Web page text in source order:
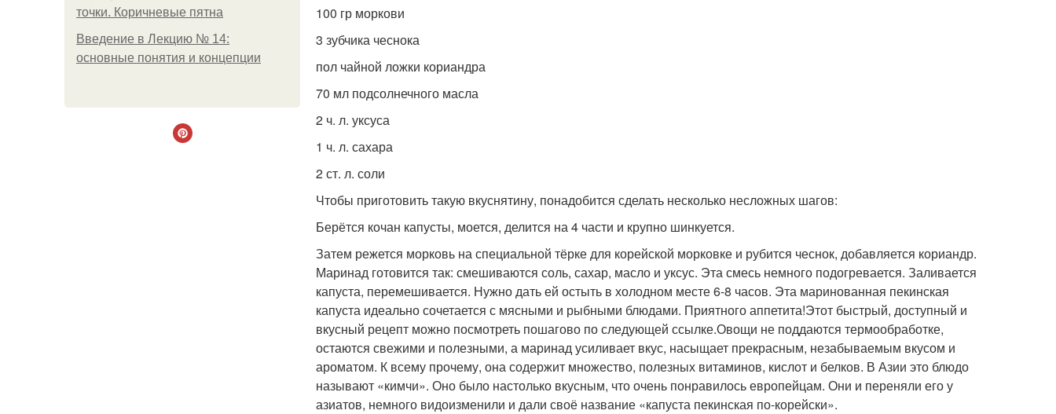
точки. Коричневые пятна
Введение в Лекцию № 14:
основные понятия и концепции
100 гр моркови
3 зубчика чеснока
пол чайной ложки кориандра
70 мл подсолнечного масла
2 ч. л. уксуса
1 ч. л. сахара
2 ст. л. соли
Чтобы приготовить такую вкуснятину, понадобится сделать несколько несложных шагов:
Берётся кочан капусты, моется, делится на 4 части и крупно шинкуется.
Затем режется морковь на специальной тёрке для корейской морковке и рубится чеснок, добавляется кориандр.
Маринад готовится так: смешиваются соль, сахар, масло и уксус. Эта смесь немного подогревается. Заливается
капуста, перемешивается. Нужно дать ей остыть в холодном месте 6-8 часов. Эта маринованная пекинская
капуста идеально сочетается с мясными и рыбными блюдами. Приятного аппетита!Этот быстрый, доступный и
вкусный рецепт можно посмотреть пошагово по следующей ссылке.Овощи не поддаются термообработке,
остаются свежими и полезными, а маринад усиливает вкус, насыщает прекрасным, незабываемым вкусом и
ароматом. К всему прочему, она содержит множество, полезных витаминов, кислот и белков. В Азии это блюдо
называют «кимчи». Оно было настолько вкусным, что очень понравилось европейцам. Они и переняли его у
азиатов, немного видоизменили и дали своё название «капуста пекинская по-корейски».